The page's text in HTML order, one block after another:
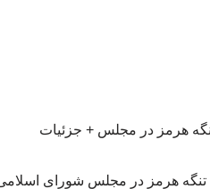
هرمز در مجلس شورای